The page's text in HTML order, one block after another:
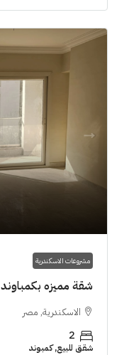
مشروعات الاسكندرية
شقة مميزه بكمباوند 129m Grand View smouha
الاسكندرية, مصر
2
شقق للبيع, كمبوند